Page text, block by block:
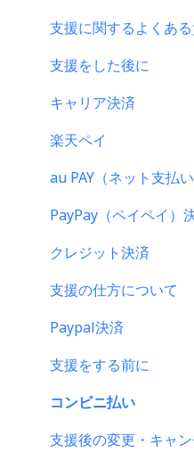
CAMPFIREふるさと納
はじめての方へ
登録情報に関するよく
新規会員登録・ログ
登録情報の確認・変更
マイページの機能につ
CAMPFIREブランドリ
支援に関するよくあ
支援をした後に
キャリア決済
楽天ペイ
au PAY（ネット支払い
PayPay（ペイペイ）
クレジット決済
支援の仕方について
Paypal決済
支援をする前に
コンビニ払い
支援後の変更・キャ